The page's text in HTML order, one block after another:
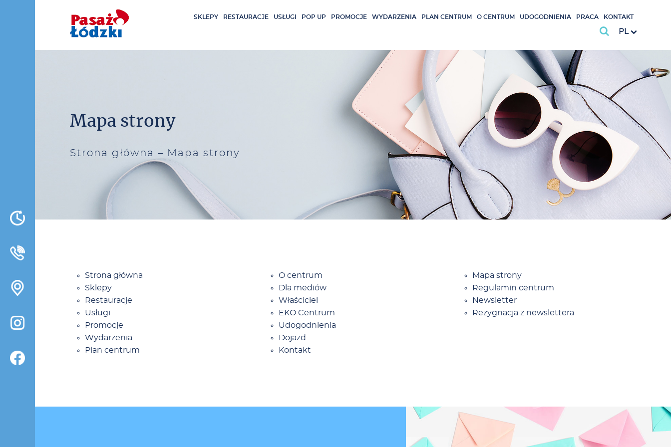
SKLEPY RESTAURACJE USŁUGI POP UP PROMOCJE WYDARZENIA PLAN CENTRUM O CENTRUM UDOGODNIENIA PRACA KONTAKT
PL
Mapa strony
Strona główna – Mapa strony
Stro­na głów­na
Skle­py
Re­stau­ra­cje
Usłu­gi
Pro­mo­cje
Wy­da­rze­nia
Plan cen­trum
O cen­trum
Dla me­diów
Wła­ści­ciel
EKO Cen­trum
Udo­god­nie­nia
Do­jazd
Kon­takt
Ma­pa stro­ny
Re­gu­la­min cen­trum
New­slet­ter
Re­zy­gna­cja z new­slet­te­ra